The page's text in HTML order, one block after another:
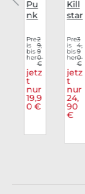
Pu
nk
e
Bo
dy
Ven
om
ous
Bit
Pre
is
bis
her
2
9,
9
0
€
jetz
t
nur
19,9
0 €
Kill
star
dy
Co
nto
rtio
n
Pre
is
bis
her
3
4,
9
0
€
jetz
t
nur
24,
90
€